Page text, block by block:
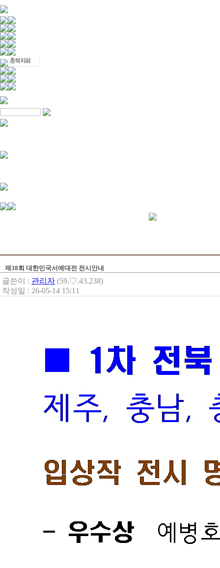
제38회 대한민국서예대전 전시안내
글쓴이 : 관리자 (59.♡.43.238)
작성일 : 26-05-14 15:11